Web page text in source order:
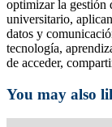
optimizar la gestión
universitario,
datos y
tecnología,
de acceder,
You may also